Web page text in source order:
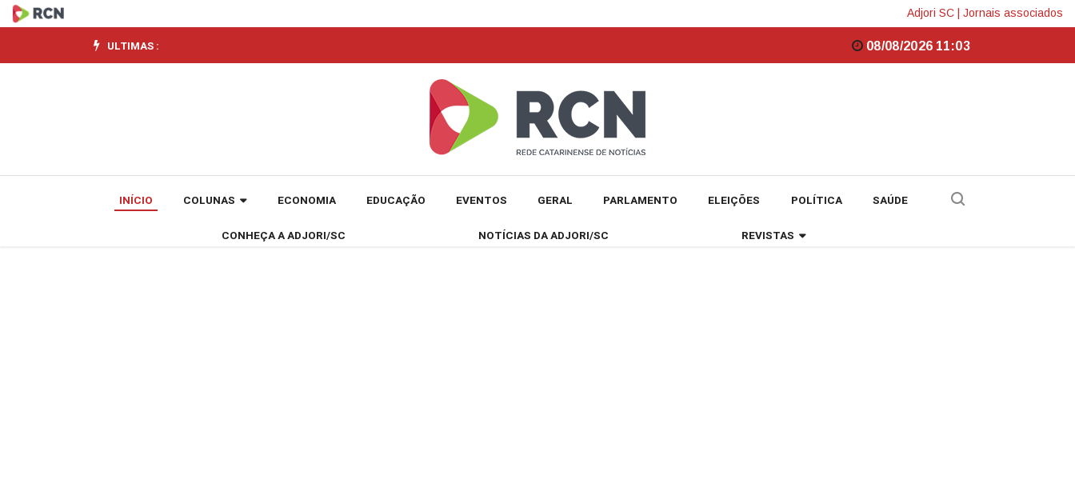
Economia
brasileira
abril,
Adjori SC Jornais associados
ULTIMAS : 08/08/2026 11:03
INÍCIO COLUNAS ECONOMIA EDUCAÇÃO EVENTOS GERAL PARLAMENTO ELEIÇÕES POLÍTICA SAÚDE
CONHEÇA A ADJORI/SC NOTÍCIAS DA ADJORI/SC REVISTAS